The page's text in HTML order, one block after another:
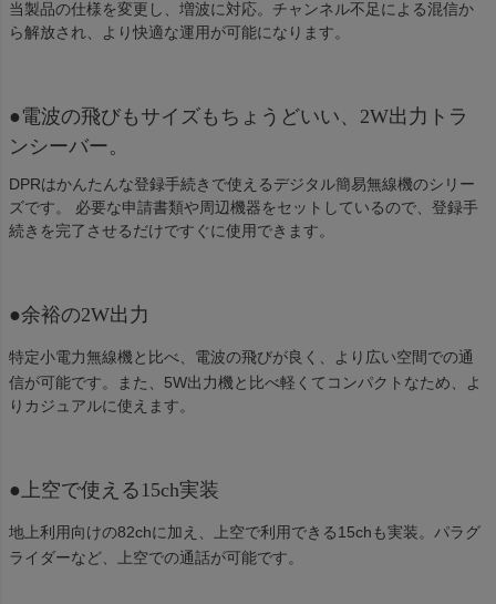
当製品の仕様を変更し、増波に対応。チャンネル不足による混信か
ら解放され、より快適な運用が可能になります。
●電波の飛びもサイズもちょうどいい、2W出力トラ
ンシーバー。
DPRはかんたんな登録手続きで使えるデジタル簡易無線機のシリー
ズです。 必要な申請書類や周辺機器をセットしているので、登録手
続きを完了させるだけですぐに使用できます。
●余裕の2W出力
特定小電力無線機と比べ、電波の飛びが良く、より広い空間での通
信が可能です。また、5W出力機と比べ軽くてコンパクトなため、よ
りカジュアルに使えます。
●上空で使える15ch実装
地上利用向けの82chに加え、上空で利用できる15chも実装。パラグ
ライダーなど、上空での通話が可能です。